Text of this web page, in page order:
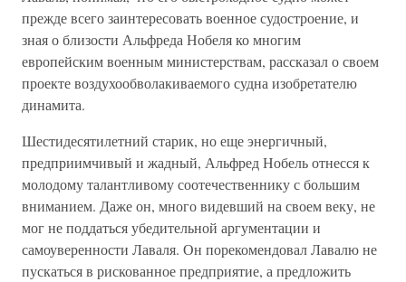
прежде всего заинтересовать военное судостроение, и
зная о близости Альфреда Нобеля ко многим
европейским военным министерствам, рассказал о своем
проекте воздухообволакиваемого судна изобретателю
динамита.
Шестидесятилетний старик, но еще энергичный,
предприимчивый и жадный, Альфред Нобель отнесся к
молодому талантливому соотечественнику с большим
вниманием. Даже он, много видевший на своем веку, не
мог не поддаться убедительной аргументации и
самоуверенности Лаваля. Он порекомендовал Лавалю не
пускаться в рискованное предприятие, а предложить